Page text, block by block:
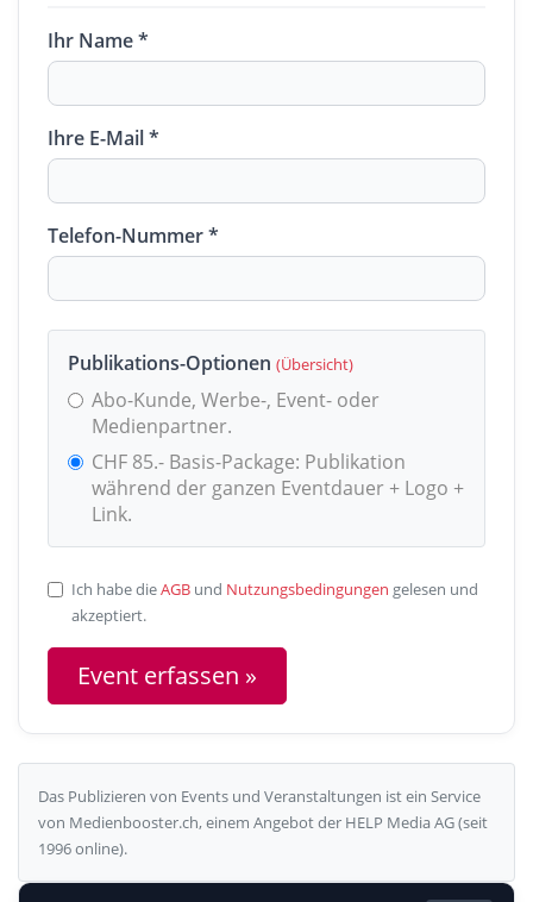
Ihr Name *
Ihre E-Mail *
Telefon-Nummer *
Publikations-Optionen (Übersicht)
Abo-Kunde, Werbe-, Event- oder
Medienpartner.
CHF 85.- Basis-Package: Publikation
während der ganzen Eventdauer + Logo +
Link.
Ich habe dieAGB und Nutzungsbedingungen gelesen und
akzeptiert.
Das Publizieren von Events und Veranstaltungen ist ein Service
von Medienbooster.ch, einem Angebot der HELP Media AG (seit
1996 online).